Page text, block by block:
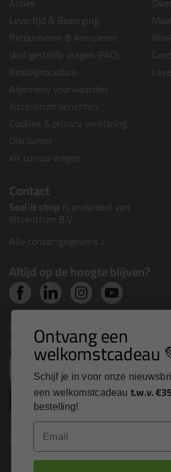
Levertijd & Bezorging
Retourneren & Annuleren
Veel gestelde vragen (FAQ)
Bestelprocedure
Algemene voorwaarden
Kitcentrum berichten
Cookies & privacy verklaring
Disclaimer
Kit cursus volgen
Contact
Seal-it shop is onderdeel van
Kitcentrum B.V.
Alle contactgegevens >
Altijd op de hoogte blijven?
Nieuws, tips en exclusieve deals
inbox
Inschrijven
Kitcentrum is trots op:
Ontvang een
welkomstcadeau
Schijf je in voor onze
een welkomstcadeau t.w.v.
bestelling!
Email